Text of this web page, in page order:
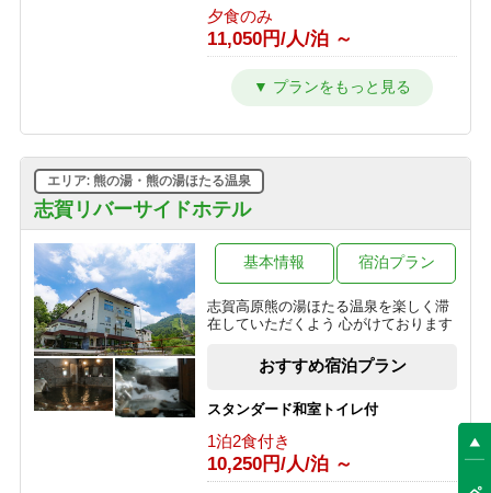
より1,000円OFF♪＜お日にち限定＞
1泊2食付き
1泊2食付き
16,700円/人/泊 ～
＼＼一人旅に★／／贅沢♪10畳和室を
ひとり占め！おひとり様でゆったりプ
20,900円/人/泊 ～
moegi～より1000円OFF！
1泊2食付き
14,000円/人/泊 ～
選べる！地酒三種飲みくらべ【利き酒
セット付き】1泊2食プラン
夕食のみ
11,050円/人/泊 ～
【朝食付】 冬を満喫！のんびり到着24
時までOK・和朝食で元気に出発！
【素泊】深夜到着OK！寒い冬は志賀
高原唯一の人工温泉で温まる・リーズ
素泊まり
8,850円/人/泊 ～
【基本プラン】 志賀高原のグリーンシ
ーズンを満喫♪1番人気！旬を味わうプ
11,000円/人/泊 ～
【夕食付】 朝寝坊OK♪おいしい夕食
付・夏の志賀高原で朝はゆったりのん
びりプラン
志賀リバーサイドホテル
エリア: 熊の湯・熊の湯ほたる温泉
志賀高原熊の湯ほたる温泉を楽しく滞
在していただくよう 心がけております
基本情報 宿泊プラン
おすすめ宿泊プラン
スタンダード和室トイレ付
1泊2食付き
10,250円/人/泊 ～